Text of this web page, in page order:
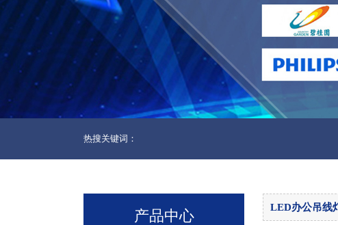
热搜关键词：
产品中心 LED办公吊线